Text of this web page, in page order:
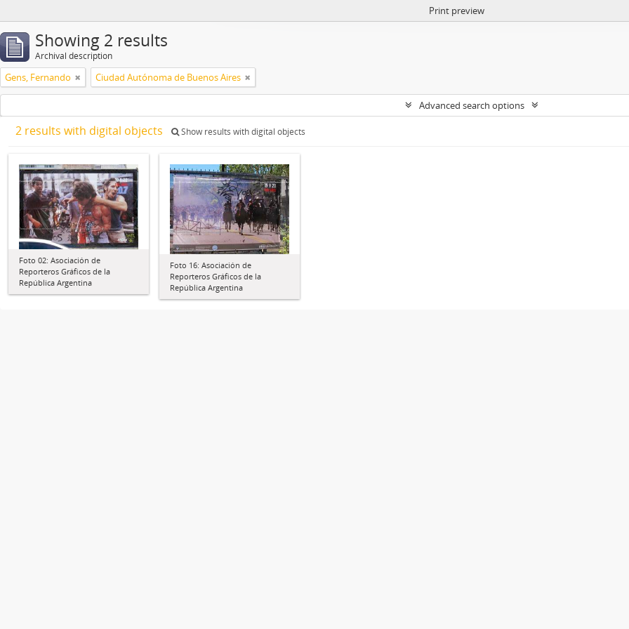
Print preview
Showing 2 results
Archival description
Gens, Fernando Ciudad Autónoma de Buenos Aires
Advanced search options
2 results with digital objects Show results with digital objects
Foto 02: Asociación de
Reporteros Gráficos de la
República Argentina
Foto 16: Asociación de
Reporteros Gráficos de la
República Argentina